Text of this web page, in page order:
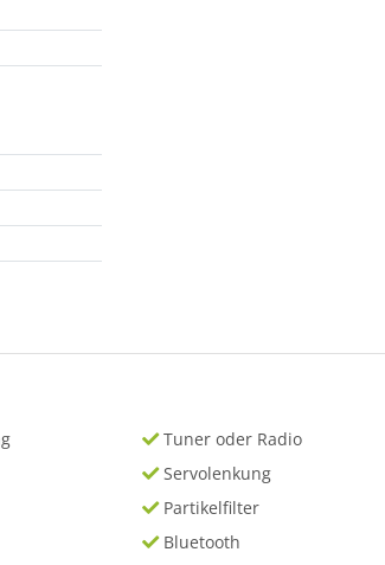
Tuner oder Radio
Servolenkung
Partikelfilter
Bluetooth